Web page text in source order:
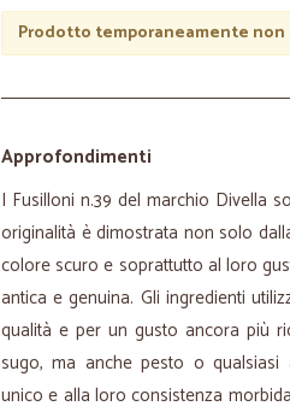
Prodotto temporaneamente
Approfondimenti
I Fusilloni n.39 del marchio Divella
originalità è dimostrata non solo
colore scuro e soprattutto al loro
antica e genuina. Gli ingredienti
qualità e per un gusto ancora più
sugo, ma anche pesto o
unico e alla loro consistenza